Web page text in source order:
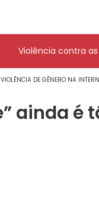
Violência contra
VIOLÊNCIA DE GÊNERO NA
ainda